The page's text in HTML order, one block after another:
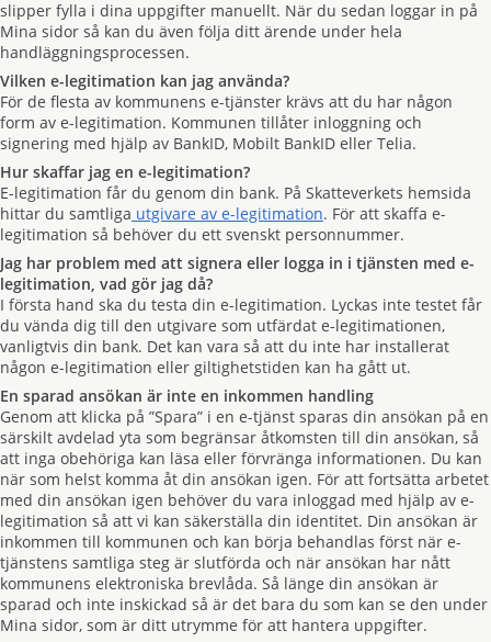
slipper fylla i dina uppgifter manuellt. När du sedan loggar in på
Mina sidor så kan du även följa ditt ärende under hela
handläggningsprocessen.
Vilken e-legitimation kan jag använda?
För de flesta av kommunens e-tjänster krävs att du har någon
form av e-legitimation. Kommunen tillåter inloggning och
signering med hjälp av BankID, Mobilt BankID eller Telia.
Hur skaffar jag en e-legitimation?
E-legitimation får du genom din bank. På Skatteverkets hemsida
hittar du samtliga utgivare av e-legitimation. För att skaffa e-
legitimation så behöver du ett svenskt personnummer.
Jag har problem med att signera eller logga in i tjänsten med e-
legitimation, vad gör jag då?
I första hand ska du testa din e-legitimation. Lyckas inte testet får
du vända dig till den utgivare som utfärdat e-legitimationen,
vanligtvis din bank. Det kan vara så att du inte har installerat
någon e-legitimation eller giltighetstiden kan ha gått ut.
En sparad ansökan är inte en inkommen handling
Genom att klicka på ”Spara” i en e-tjänst sparas din ansökan på en
särskilt avdelad yta som begränsar åtkomsten till din ansökan, så
att inga obehöriga kan läsa eller förvränga informationen. Du kan
när som helst komma åt din ansökan igen. För att fortsätta arbetet
med din ansökan igen behöver du vara inloggad med hjälp av e-
legitimation så att vi kan säkerställa din identitet. Din ansökan är
inkommen till kommunen och kan börja behandlas först när e-
tjänstens samtliga steg är slutförda och när ansökan har nått
kommunens elektroniska brevlåda. Så länge din ansökan är
sparad och inte inskickad så är det bara du som kan se den under
Mina sidor, som är ditt utrymme för att hantera uppgifter.